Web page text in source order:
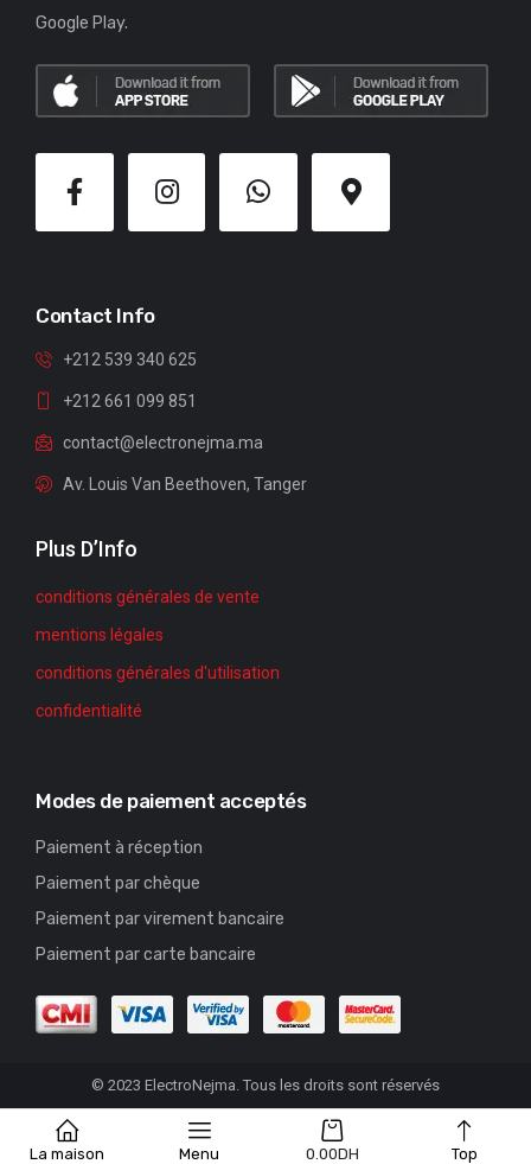
La maison Menu 0.00DH Top
Google Play.
Contact Info
+212 539 340 625
+212 661 099 851
contact@electronejma.ma
Av. Louis Van Beethoven, Tanger
Plus D’Info
conditions générales de vente
mentions légales
conditions générales d'utilisation
confidentialité
Modes de paiement acceptés
Paiement à réception
Paiement par chèque
Paiement par virement bancaire
Paiement par carte bancaire
© 2023 ElectroNejma. Tous les droits sont réservés